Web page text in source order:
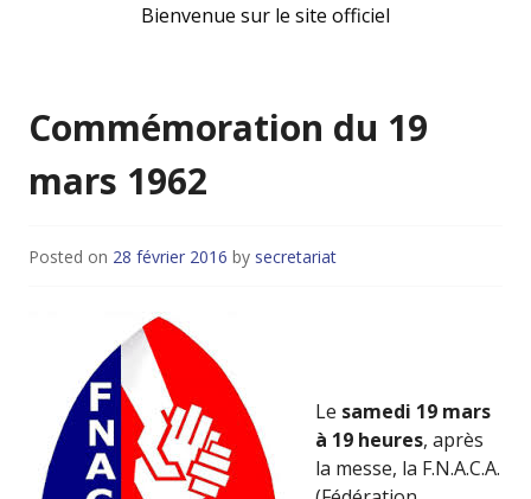
Bienvenue sur le site officiel
Commémoration du 19
mars 1962
Posted on 28 février 2016 by secretariat
Le samedi 19 mars
à 19 heures, après
la messe, la F.N.A.C.A.